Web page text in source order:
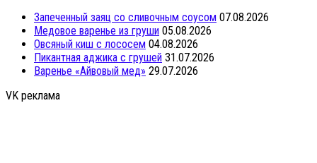
Запеченный заяц со сливочным соусом 07.08.2026
Медовое варенье из груши 05.08.2026
Овсяный киш с лососем 04.08.2026
Пикантная аджика с грушей 31.07.2026
Варенье «Айвовый мед» 29.07.2026
VK реклама